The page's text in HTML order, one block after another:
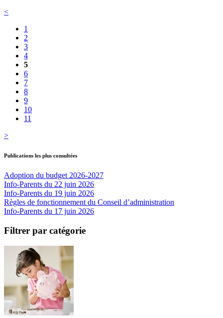
<
1
2
3
4
5
6
7
8
9
10
11
>
Publications les plus consultées
Adoption du budget 2026-2027
Info-Parents du 22 juin 2026
Info-Parents du 19 juin 2026
Règles de fonctionnement du Conseil d’administration
Info-Parents du 17 juin 2026
Filtrer par catégorie